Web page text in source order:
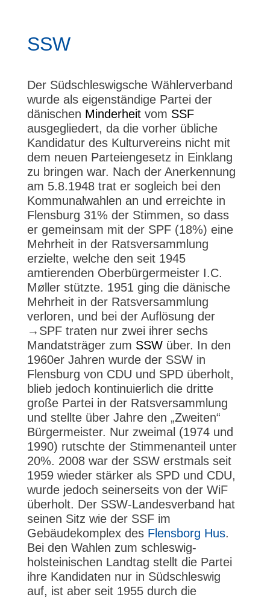
SSW
Der Südschleswigsche Wählerverband
wurde als eigenständige Partei der
dänischen Minderheitvom SSF
ausgegliedert, da die vorher übliche
Kandidatur des Kulturvereins nicht mit
dem neuen Parteiengesetz in Einklang
zu bringen war. Nach der Anerkennung
am 5.8.1948 trat er sogleich bei den
Kommunalwahlen an und erreichte in
Flensburg 31% der Stimmen, so dass
er gemeinsam mit der SPF (18%) eine
Mehrheit in der Ratsversammlung
erzielte, welche den seit 1945
amtierenden Oberbürgermeister I.C.
Møller stützte. 1951 ging die dänische
Mehrheit in der Ratsversammlung
verloren, und bei der Auflösung der
→SPF traten nur zwei ihrer sechs
Mandatsträger zum SSWüber. In den
1960er Jahren wurde der SSW in
Flensburg von CDU und SPD überholt,
blieb jedoch kontinuierlich die dritte
große Partei in der Ratsversammlung
und stellte über Jahre den „Zweiten“
Bürgermeister. Nur zweimal (1974 und
1990) rutschte der Stimmenanteil unter
20%. 2008 war der SSW erstmals seit
1959 wieder stärker als SPD und CDU,
wurde jedoch seinerseits von der WiF
überholt. Der SSW-Landesverband hat
seinen Sitz wie der SSF im
Gebäudekomplex des Flensborg Hus.
Bei den Wahlen zum schleswig-
holsteinischen Landtag stellt die Partei
ihre Kandidaten nur in Südschleswig
auf, ist aber seit 1955 durch die